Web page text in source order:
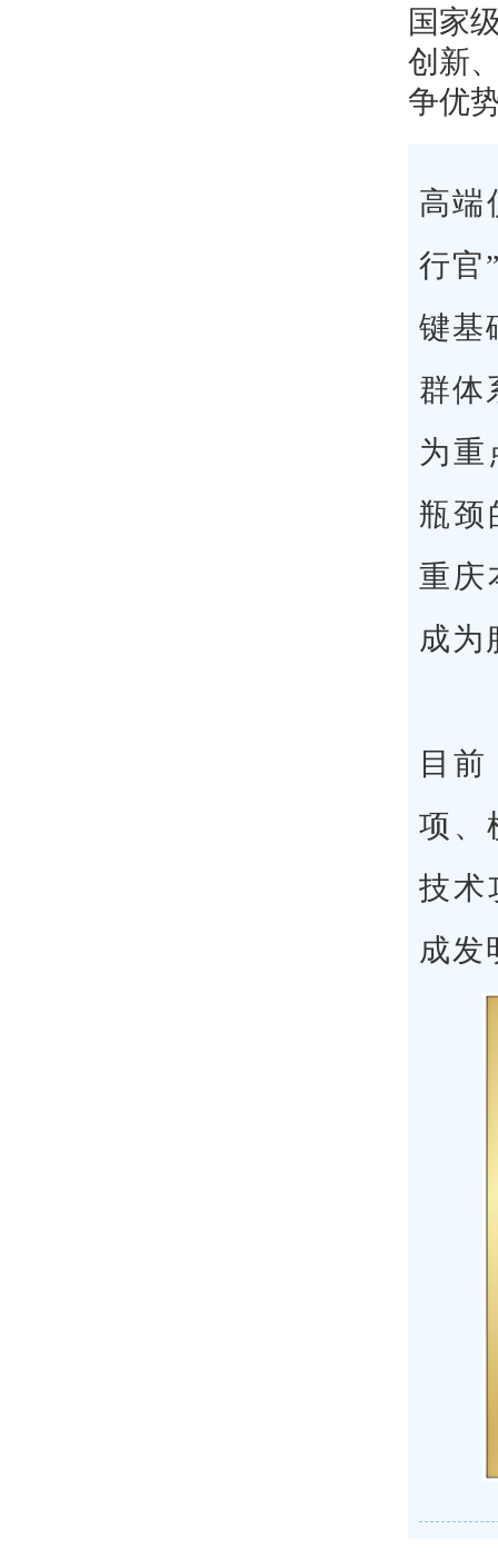
国家
创新
争优
高端
行官
键基
群体
为重
瓶颈
重庆
成为
目
项、
技术
成发